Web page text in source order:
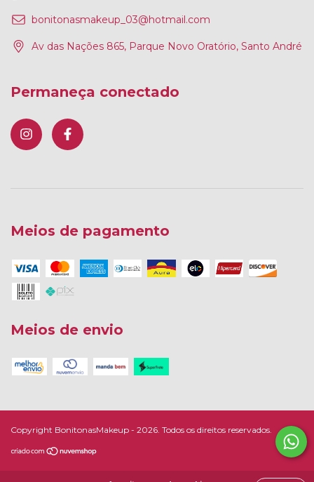
bonitonasmakeup_03@hotmail.com
Av das Nações 865, Parque Novo Oratório, Santo André
Permaneça conectado
Meios de pagamento
Meios de envio
Copyright BonitonasMakeup - 2026. Todos os direitos reservados.